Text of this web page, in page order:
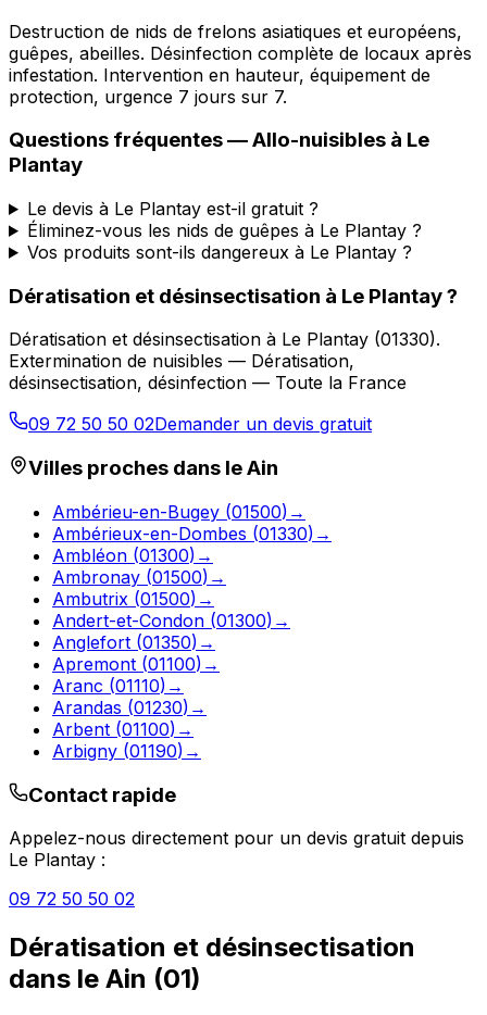
Destruction de nids de frelons asiatiques et européens,
guêpes, abeilles. Désinfection complète de locaux après
infestation. Intervention en hauteur, équipement de
protection, urgence 7 jours sur 7.
Questions fréquentes —Allo-nuisibles à Le
Plantay
Le devis à Le Plantay est-il gratuit ?
Éliminez-vous les nids de guêpes à Le Plantay ?
Vos produits sont-ils dangereux à Le Plantay ?
Dératisation et désinsectisation à Le Plantay?
Dératisation et désinsectisation à Le Plantay (01330).
Extermination de nuisibles — Dératisation,
désinsectisation, désinfection — Toute la France
09 72 50 50 02Demander un devis gratuit
Villes proches dans leAin
Ambérieu-en-Bugey (01500) →
Ambérieux-en-Dombes (01330) →
Ambléon (01300) →
Ambronay (01500) →
Ambutrix (01500) →
Andert-et-Condon (01300) →
Anglefort (01350) →
Apremont (01100) →
Aranc (01110) →
Arandas (01230) →
Arbent (01100) →
Arbigny (01190) →
Contact rapide
Appelez-nous directement pour un devis gratuit depuis
Le Plantay :
09 72 50 50 02
Dératisation et désinsectisation
dans le Ain (01)